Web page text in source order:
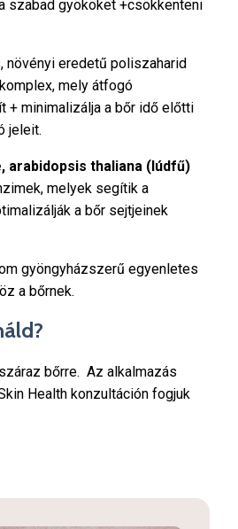
szabad gyököket +csökkenteni
növényi eredetű poliszaharid
mely átfogó
+ minimalizálja a bőr idő előtti
jeleit.
arabidopsis thaliana (lúdfű)
melyek segítik a
a bőr sejtjeinek
gyöngyházszerű egyenletes
a bőrnek.
bőrre. Az alkalmazás
Health konzultáción fogjuk